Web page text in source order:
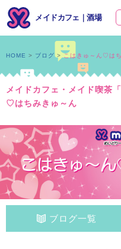
メイドカフェ ｜酒場
メイドカフェ・メイド喫茶
♡はちみきゅ～ん
HOME ブログ こはきゅ～ん♡はち
ブログ一覧